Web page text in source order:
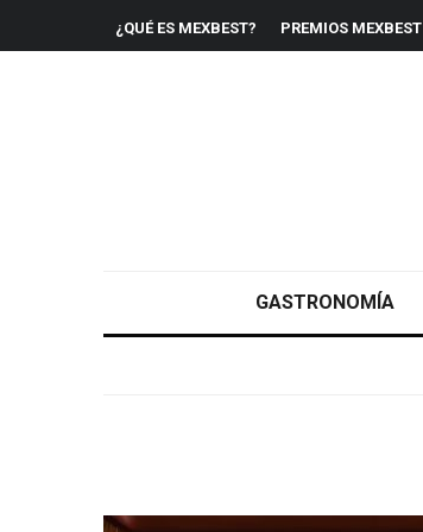
¿QUÉ ES MEXBEST? PREMIOS MEXBEST
GASTRONOMÍA